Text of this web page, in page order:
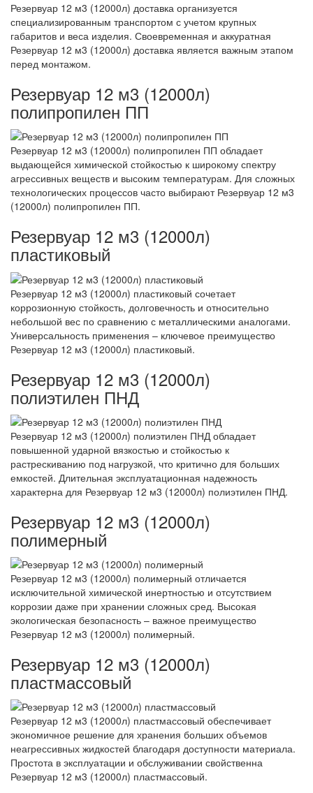
Резервуар 12 м3 (12000л) доставка организуется
специализированным транспортом с учетом крупных
габаритов и веса изделия. Своевременная и аккуратная
Резервуар 12 м3 (12000л) доставка является важным этапом
перед монтажом.
Резервуар 12 м3 (12000л)
полипропилен ПП
Резервуар 12 м3 (12000л) полипропилен ПП обладает
выдающейся химической стойкостью к широкому спектру
агрессивных веществ и высоким температурам. Для сложных
технологических процессов часто выбирают Резервуар 12 м3
(12000л) полипропилен ПП.
Резервуар 12 м3 (12000л)
пластиковый
Резервуар 12 м3 (12000л) пластиковый сочетает
коррозионную стойкость, долговечность и относительно
небольшой вес по сравнению с металлическими аналогами.
Универсальность применения – ключевое преимущество
Резервуар 12 м3 (12000л) пластиковый.
Резервуар 12 м3 (12000л)
полиэтилен ПНД
Резервуар 12 м3 (12000л) полиэтилен ПНД обладает
повышенной ударной вязкостью и стойкостью к
растрескиванию под нагрузкой, что критично для больших
емкостей. Длительная эксплуатационная надежность
характерна для Резервуар 12 м3 (12000л) полиэтилен ПНД.
Резервуар 12 м3 (12000л)
полимерный
Резервуар 12 м3 (12000л) полимерный отличается
исключительной химической инертностью и отсутствием
коррозии даже при хранении сложных сред. Высокая
экологическая безопасность – важное преимущество
Резервуар 12 м3 (12000л) полимерный.
Резервуар 12 м3 (12000л)
пластмассовый
Резервуар 12 м3 (12000л) пластмассовый обеспечивает
экономичное решение для хранения больших объемов
неагрессивных жидкостей благодаря доступности материала.
Простота в эксплуатации и обслуживании свойственна
Резервуар 12 м3 (12000л) пластмассовый.